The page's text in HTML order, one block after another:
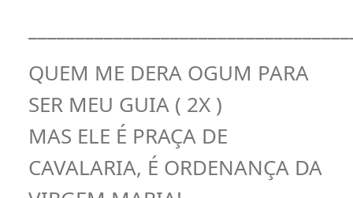
QUEM ME DERA OGUM PARA
SER MEU GUIA ( 2X )
MAS ELE É PRAÇA DE
CAVALARIA, É ORDENANÇA DA